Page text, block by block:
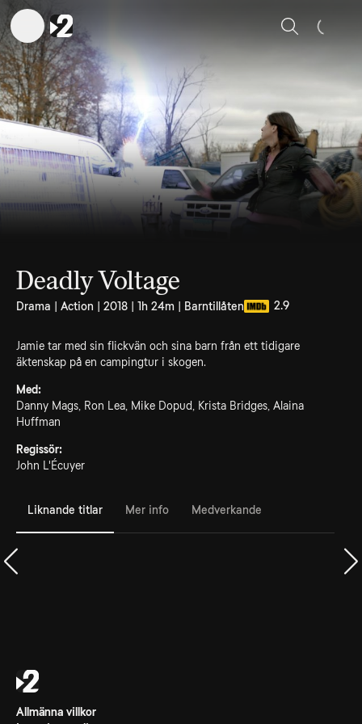
Sök
Deadly Voltage
Drama | Action | 2018 | 1h 24m | Barntillåten 2.9
Jamie tar med sin flickvän och sina barn från ett tidigare
äktenskap på en campingtur i skogen.
Med:
Danny Mags, Ron Lea, Mike Dopud, Krista Bridges, Alaina
Huffman
Regissör:
John L'Écuyer
Liknande titlar Mer info Medverkande
Allmänna villkor